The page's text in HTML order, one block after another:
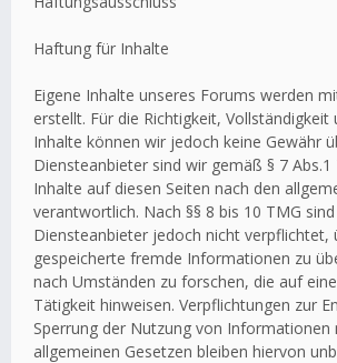
Haftung für Inhalte
Eigene Inhalte unseres Forums werden
erstellt. Für die Richtigkeit,
Inhalte können wir jedoch keine Gewähr
Diensteanbieter sind wir gemäß § 7
Inhalte auf diesen Seiten nach den
verantwortlich. Nach §§ 8 bis 10 TMG
Diensteanbieter jedoch nicht
gespeicherte fremde Informationen zu
nach Umständen zu forschen, die auf
Tätigkeit hinweisen. Verpflichtungen zur
Sperrung der Nutzung von Informationen
allgemeinen Gesetzen bleiben hiervon